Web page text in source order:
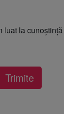
luat la cunoștință